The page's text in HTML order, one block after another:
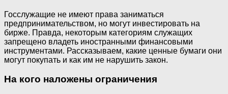
Госслужащие не имеют права заниматься
предпринимательством, но могут инвестировать на
бирже. Правда, некоторым категориям служащих
запрещено владеть иностранными финансовыми
инструментами. Рассказываем, какие ценные бумаги они
могут покупать и как им не нарушить закон.
На кого наложены ограничения